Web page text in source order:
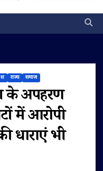
राज्य समाज
के अपहरण
में आरोपी
धाराएं भी